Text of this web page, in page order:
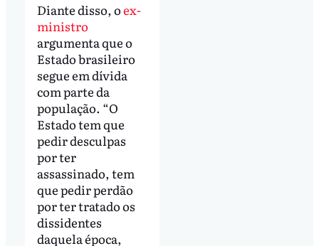
Diante disso, oex-
ministro
argumenta que o
Estado brasileiro
segue em dívida
com parte da
população. “O
Estado tem que
pedir desculpas
por ter
assassinado, tem
que pedir perdão
por ter tratado os
dissidentes
daquela época,